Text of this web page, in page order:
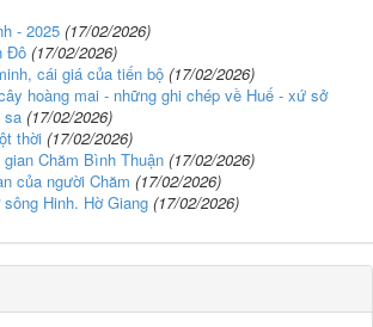
- 2025 (17/02/2026)
Đô (17/02/2026)
cái giá của tiến bộ (17/02/2026)
hoàng mai - những ghi chép về Huế - xứ sở
sa (17/02/2026)
thời (17/02/2026)
Chăm Bình Thuận (17/02/2026)
của người Chăm (17/02/2026)
Hinh. Hờ Giang (17/02/2026)